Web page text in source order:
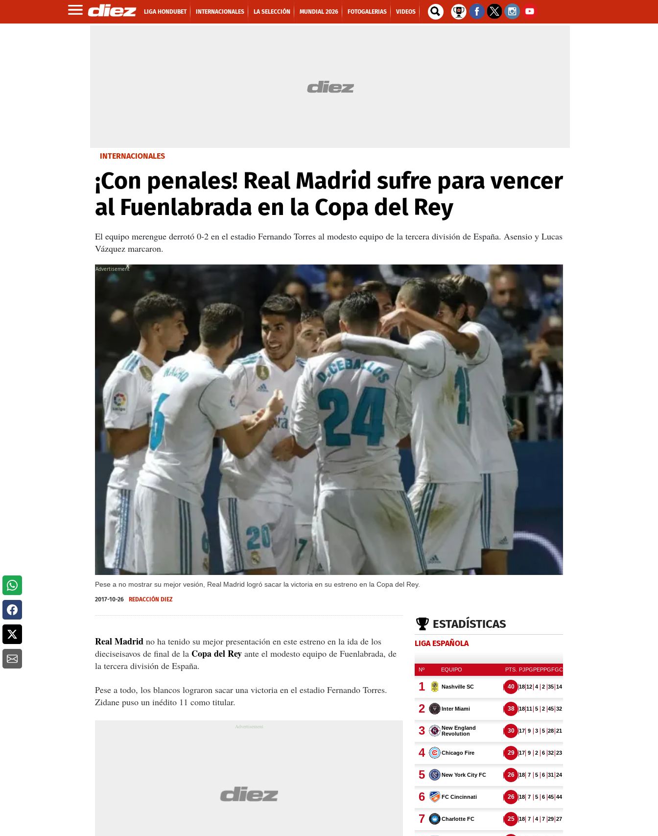
LIGA HONDUBET INTERNACIONALES LA SELECCIÓN MUNDIAL 2026 FOTOGALERIAS VIDEOS
INTERNACIONALES
¡Con penales! Real Madrid sufre para vencer
al Fuenlabrada en la Copa del Rey
El equipo merengue derrotó 0-2 en el estadio Fernando Torres al modesto equipo de la tercera división de España. Asensio y Lucas
Vázquez marcaron.
Pese a no mostrar su mejor vesión, Real Madrid logró sacar la victoria en su estreno en la Copa del Rey.
X
2017-10-26 REDACCIÓN DIEZ
Real Madrid no ha tenido su mejor presentación en este estreno en la ida de los
dieciseisavos de final de la Copa del Rey ante el modesto equipo de Fuenlabrada, de
la tercera división de España.
Pese a todo, los blancos lograron sacar una victoria en el estadio Fernando Torres.
Zidane puso un inédito 11 como titular.
ESTADÍSTICAS
LIGA ESPAÑOLA